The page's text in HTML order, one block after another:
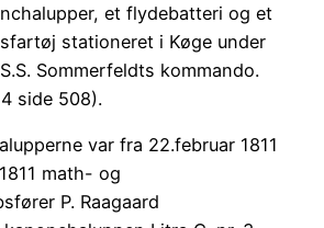
et flydebatteri og et
stationeret i Køge under
Sommerfeldts kommando.
side 508).
var fra 22.februar 1811
math- og
P. Raagaard